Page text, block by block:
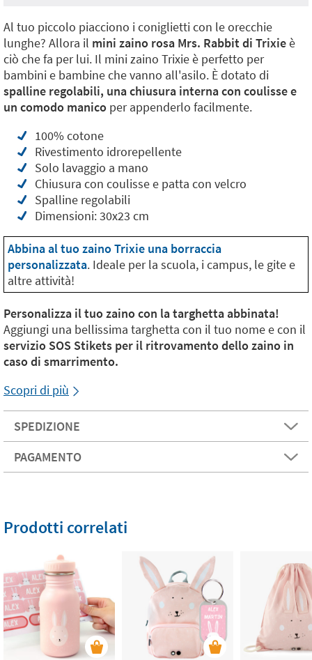
Al tuo piccolo piacciono i coniglietti con le orecchie
lunghe? Allora il mini zaino rosa Mrs. Rabbit di Trixieè
ciò che fa per lui. Il mini zaino Trixie è perfetto per
bambini e bambine che vanno all'asilo. È dotato di
spalline regolabili, una chiusura interna con coulisse e
un comodo manico per appenderlo facilmente.
100% cotone
Rivestimento idrorepellente
Solo lavaggio a mano
Chiusura con coulisse e patta con velcro
Spalline regolabili
Dimensioni: 30x23 cm
Abbina al tuo zaino Trixie una borraccia
personalizzata. Ideale per la scuola, i campus, le gite e
altre attività!
Personalizza il tuo zaino con la targhetta abbinata!
Aggiungi una bellissima targhetta con il tuo nome e con il
servizio SOS Stikets per il ritrovamento dello zaino in
caso di smarrimento.
Scopri di più
SPEDIZIONE
PAGAMENTO
Prodotti correlati